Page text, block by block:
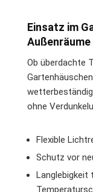
Einsatz im
Außenräume
Ob überdachte
ohne
Flexible
Schutz vor
Langlebigkeit